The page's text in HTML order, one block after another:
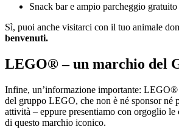
Snack bar e ampio parcheggio gratuito
Sì, puoi anche visitarci con il tuo animale
benvenuti.
LEGO® – un marchio del
Infine, un’informazione importante: LEGO®
del gruppo LEGO, che non è né sponsor né
attività – eppure presentiamo con orgoglio le
di questo marchio iconico.